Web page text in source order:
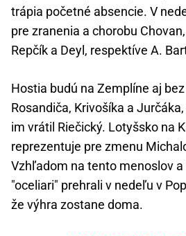
trápia početné absencie. V
pre zranenia a chorobu
Repčík a Deyl, respektíve A.
Hostia budú na Zemplíne aj
Rosandiča, Krivošíka a
im vrátil Riečický. Lotyšsko na
reprezentuje pre zmenu
Vzhľadom na tento menoslov a
"oceliari" prehrali v nedeľu v
že výhra zostane doma.